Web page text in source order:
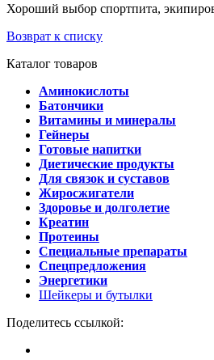
Хороший выбор спортпита,
Возврат к списку
Каталог товаров
Аминокислоты
Батончики
Витамины и минералы
Гейнеры
Готовые напитки
Диетические продукты
Для связок и суставов
Жиросжигатели
Здоровье и долголетие
Креатин
Протеины
Специальные препараты
Спецпредложения
Энергетики
Шейкеры и бутылки
Поделитесь ссылкой: